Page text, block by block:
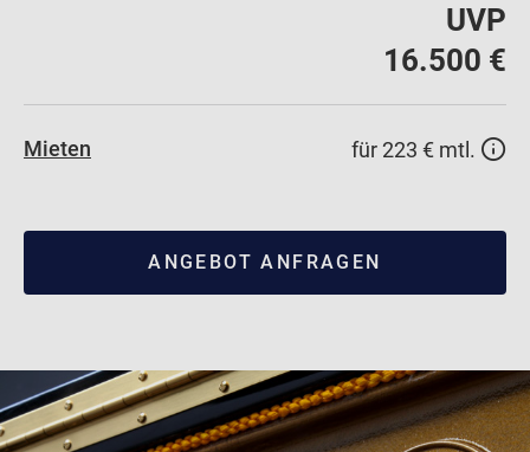
UVP
16.500 €
Mieten für 223 € mtl.
ANGEBOT ANFRAGEN